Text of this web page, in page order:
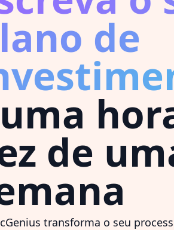
de
de
transforma o seu